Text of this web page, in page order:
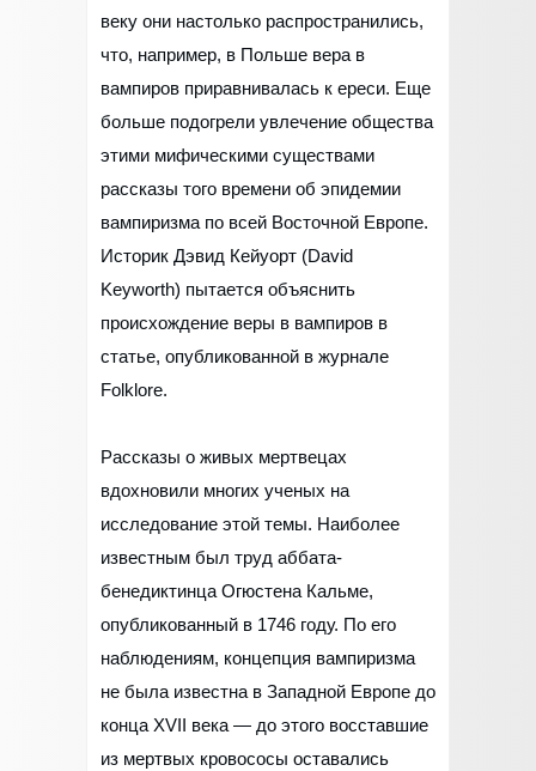
веку они настолько распространились,
что, например, в Польше вера в
вампиров приравнивалась к ереси. Еще
больше подогрели увлечение общества
этими мифическими существами
рассказы того времени об эпидемии
вампиризма по всей Восточной Европе.
Историк Дэвид Кейуорт (David
Keyworth) пытается объяснить
происхождение веры в вампиров в
статье, опубликованной в журнале
Folklore.
Рассказы о живых мертвецах
вдохновили многих ученых на
исследование этой темы. Наиболее
известным был труд аббата-
бенедиктинца Огюстена Кальме,
опубликованный в 1746 году. По его
наблюдениям, концепция вампиризма
не была известна в Западной Европе до
конца XVII века — до этого восставшие
из мертвых кровососы оставались